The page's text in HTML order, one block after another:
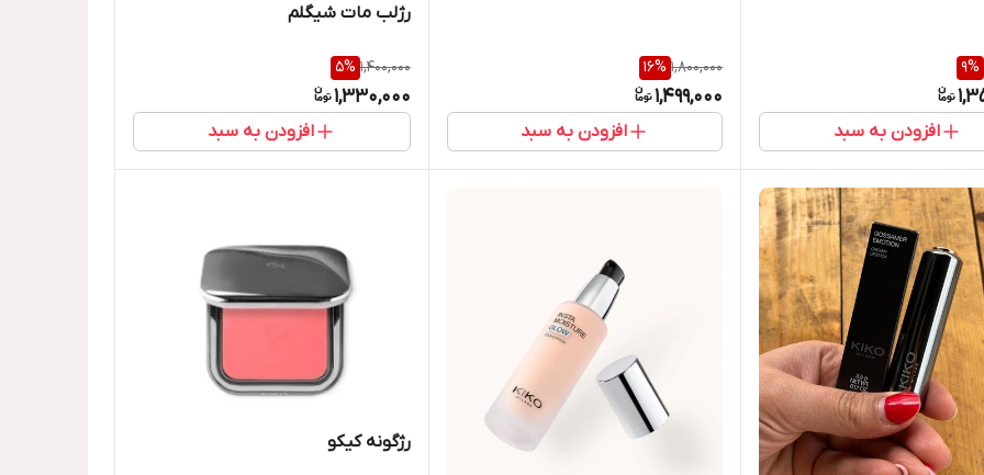
9%
افزودن به سبد
1,800,000
16%
1,499,000
افزودن به سبد
رژلب مات شیگلم
1,400,000
5%
1,330,000
افزودن به سبد
رژگونه کیکو